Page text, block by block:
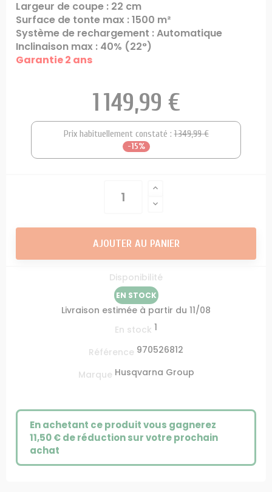
Largeur de coupe : 22 cm
Surface de tonte max : 1500 m²
Système de rechargement : Automatique
Inclinaison max : 40% (22°)
Garantie 2 ans
Prix habituellement constaté :1 349,99 €
-15%
1 149,99 €
AJOUTER AU PANIER
Disponibilité
EN STOCK
Livraison estimée à partir du 11/08
En stock 1
Référence 970526812
Marque Husqvarna Group
En achetant ce produit vous gagnerez
11,50 €de réduction sur votre prochain
achat